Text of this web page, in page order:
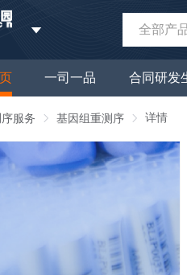
全部产
一司一品 合同研发
服务 基因组重测序 详情